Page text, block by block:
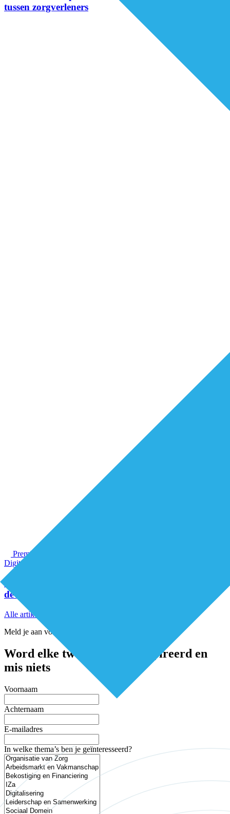
tussen zorgverleners
Premium
Digitalisering
Tijd voor daadwerkelijke digitale transformatie van
de zorg
Alle artikelen
Meld je aan voor de nieuwsbrief
Word elke twee weken geïnspireerd en
mis niets
Voornaam
Achternaam
E-mailadres
In welke thema’s ben je geïnteresseerd?